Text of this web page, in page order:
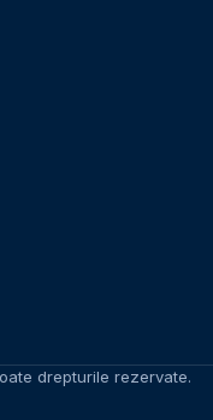
drepturile rezervate.